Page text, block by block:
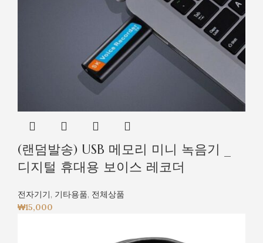
(랜덤발송) USB 메모리 미니 녹음기 _
디지털 휴대용 보이스 레코더
전자기기, 기타용품, 전체상품
₩15,000